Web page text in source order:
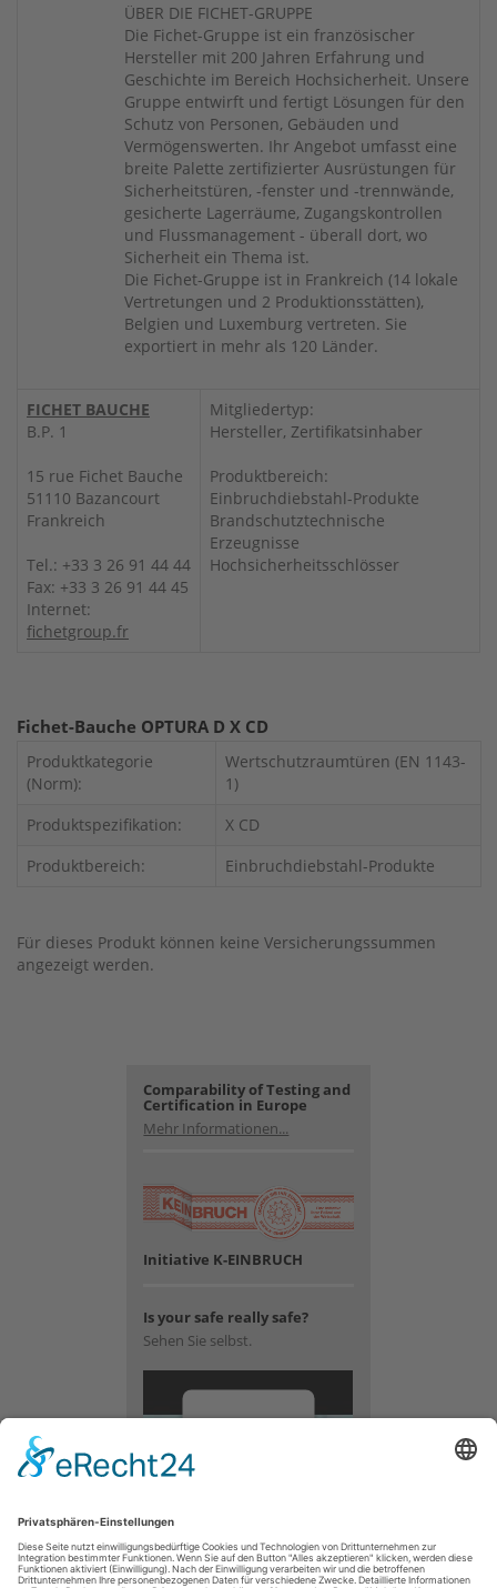
ÜBER DIE FICHET-GRUPPE
Die Fichet-Gruppe ist ein französischer
Hersteller mit 200 Jahren Erfahrung und
Geschichte im Bereich Hochsicherheit. Unsere
Gruppe entwirft und fertigt Lösungen für den
Schutz von Personen, Gebäuden und
Vermögenswerten. Ihr Angebot umfasst eine
breite Palette zertifizierter Ausrüstungen für
Sicherheitstüren, -fenster und -trennwände,
gesicherte Lagerräume, Zugangskontrollen
und Flussmanagement - überall dort, wo
Sicherheit ein Thema ist.
Die Fichet-Gruppe ist in Frankreich (14 lokale
Vertretungen und 2 Produktionsstätten),
Belgien und Luxemburg vertreten. Sie
exportiert in mehr als 120 Länder.
FICHET BAUCHE
B.P. 1
15 rue Fichet Bauche
51110 Bazancourt
Frankreich
Tel.: +33 3 26 91 44 44
Fax: +33 3 26 91 44 45
Internet:
fichetgroup.fr
Mitgliedertyp:
Hersteller, Zertifikatsinhaber
Produktbereich:
Einbruchdiebstahl-Produkte
Brandschutztechnische
Erzeugnisse
Hochsicherheitsschlösser
Fichet-Bauche OPTURA D X CD
Produktkategorie
(Norm):
Wertschutzraumtüren (EN 1143-
1)
Produktspezifikation:
X CD
Produktbereich:
Einbruchdiebstahl-Produkte
Für dieses Produkt können keine Versicherungssummen
angezeigt werden.
Comparability of Testing and
Certification in Europe
Mehr Informationen...
Initiative K-EINBRUCH
Is your safe really safe?
Sehen Sie selbst.
YouTube
Video-